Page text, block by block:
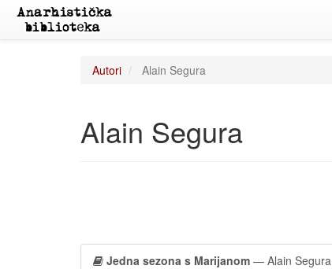
Autori Alain Segura
Alain Segura
Jedna sezona s Marijanom — Alain Segura